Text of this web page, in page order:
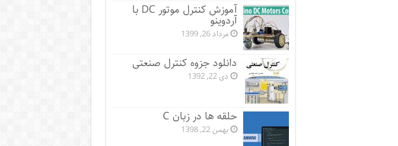
آموزش کنترل موتور DC با
آردوینو
مرداد 26, 1399
دانلود جزوه کنترل صنعتی
دی 22, 1392
حلقه ها در زبان C
بهمن 22, 1398